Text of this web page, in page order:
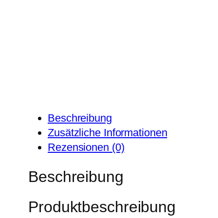
Beschreibung
Zusätzliche Informationen
Rezensionen (0)
Beschreibung
Produktbeschreibung